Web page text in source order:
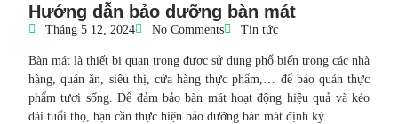
Hướng dẫn bảo dưỡng bàn mát
Tháng 5 12, 2024 No Comments Tin tức
Bàn mát là thiết bị quan trọng được sử dụng phổ biến trong các nhà
hàng, quán ăn, siêu thị, cửa hàng thực phẩm,… để bảo quản thực
phẩm tươi sống. Để đảm bảo bàn mát hoạt động hiệu quả và kéo
dài tuổi thọ, bạn cần thực hiện bảo dưỡng bàn mát định kỳ.